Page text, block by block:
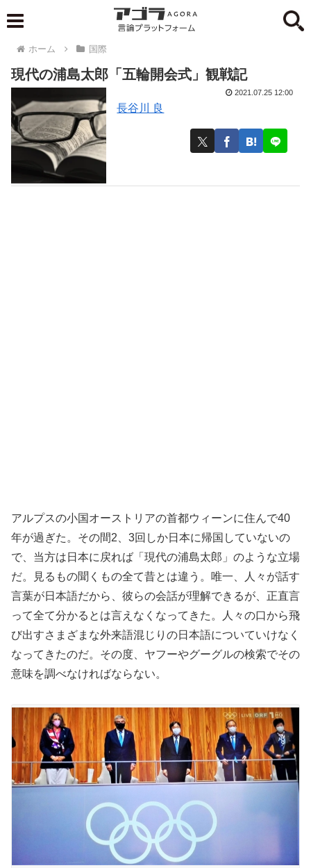
ホーム 国際
現代の浦島太郎「五輪開会式」観戦記
長谷川 良
2021.07.25 12:00
アルプスの小国オーストリアの首都ウィーンに住んで40
年が過ぎた。その間2、3回しか日本に帰国していないの
で、当方は日本に戻れば「現代の浦島太郎」のような立場
だ。見るもの聞くもの全て昔とは違う。唯一、人々が話す
言葉が日本語だから、彼らの会話が理解できるが、正直言
って全て分かるとは言えなくなってきた。人々の口から飛
び出すさまざまな外来語混じりの日本語についていけなく
なってきたのだ。その度、ヤフーやグーグルの検索でその
意味を調べなければならない。